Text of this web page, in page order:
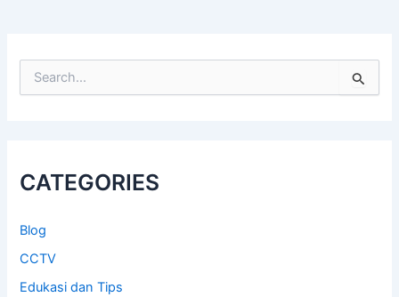
e
f
:
CATEGORIES
Blog
CCTV
Edukasi dan Tips